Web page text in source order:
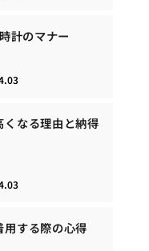
計のマナー
なる理由と納得
用する際の心得